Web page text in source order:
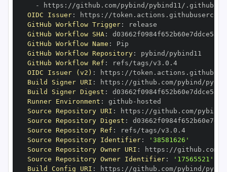
-
https :
OIDC Issuer: https :
GitHub Workflow Trigger:
GitHub Workflow SHA:
GitHub Workflow Name :
GitHub Workflow Repository:
GitHub Workflow Ref :
refs/tags/v3.0.4
OIDC Issuer (v2) : https :
Build Signer URI : https :
Build Signer Digest :
Runner Environment : github -
Source Repository URI : https :
Source Repository Digest :
Source Repository Ref :
refs/tags/v3.0.4
Source Repository Identifier:
'38581626'
Source Repository Owner URI : https :
Source Repository Owner Identifier:
'17565521'
Build Config URI : https :